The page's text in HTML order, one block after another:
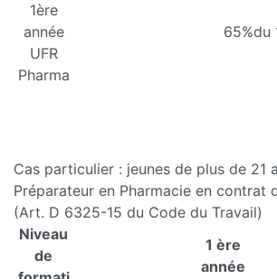
1ère
année
UFR
Pharma
65%du
Cas particulier : jeunes de plus de 21
Préparateur en Pharmacie en contrat
(Art. D 6325-15 du Code du Travail)
Niveau
de
1 ère
année